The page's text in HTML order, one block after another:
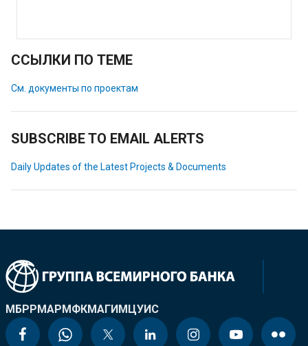
ССЫЛКИ ПО ТЕМЕ
См. документы по проектам
SUBSCRIBE TO EMAIL ALERTS
Daily Updates of the Latest Projects & Documents
МБРРМАРМФКМАГИМЦУИС